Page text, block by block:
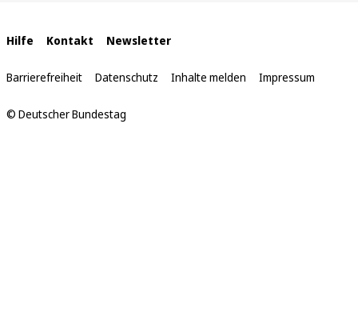
Interne
Links
Hilfe Kontakt Newsletter
Barrierefreiheit Datenschutz Inhalte melden Impressum
© Deutscher Bundestag